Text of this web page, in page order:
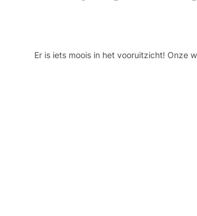
Er is iets moois in het vooruitzicht! Onze